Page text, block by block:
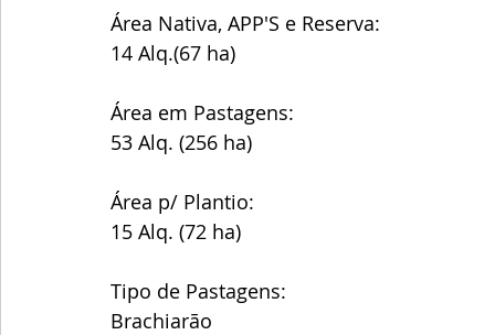
Área Nativa, APP'S e Reserva:
14 Alq.(67 ha)
Área em Pastagens:
53 Alq. (256 ha)
Área p/ Plantio:
15 Alq. (72 ha)
Tipo de Pastagens:
Brachiarão